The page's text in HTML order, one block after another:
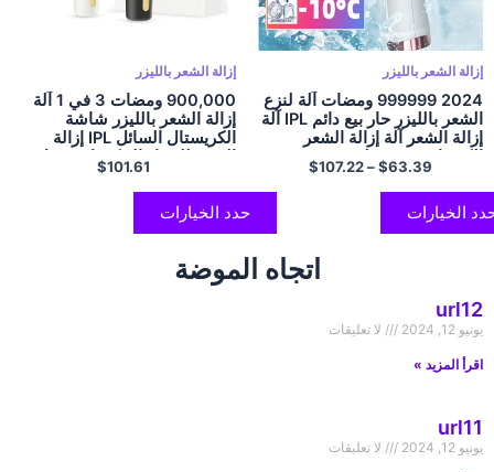
إزالة الشعر بالليزر
2024 999999 ومضات آلة لنزع
الشعر بالليزر حار بيع دائم IPL آلة
إزالة الشعر آلة إزالة الشعر
الكهربائية غير مؤلم
$63.39
–
$107.22
الخيارات
إزالة الشعر بالليزر
900,000 ومضات 3 في 1 آلة
إزالة الشعر بالليزر شاشة
الكريستال السائل IPL إزالة
الشعر للنساء البيكينيات مزيل
جسم العانة للاستخدام المنزلي
آلة إزالة الشعر
$101.61
حدد الخيارات
اتجاه الموضة
url12
يونيو 12, 2024 لا تعليقات
اقرأ المزيد »
url11
يونيو 12, 2024 لا تعليقات